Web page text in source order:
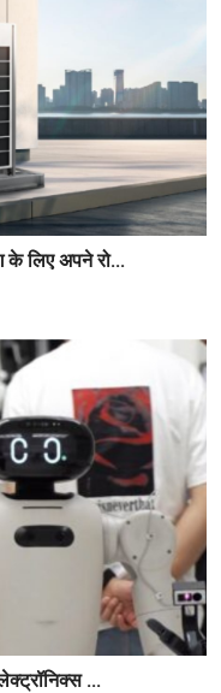
लिए अपने रो...
...